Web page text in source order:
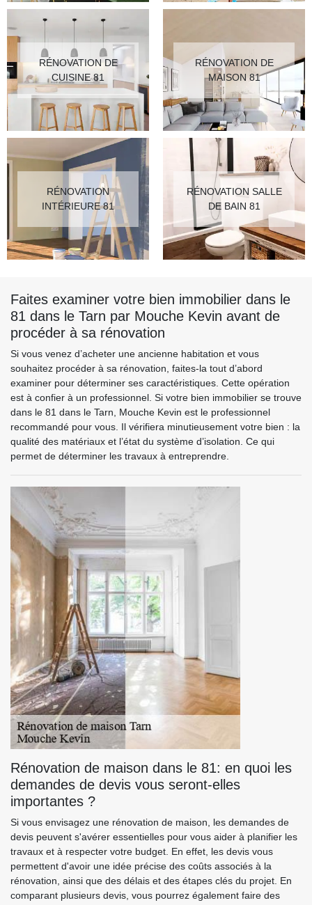
RÉNOVATION DE
CUISINE 81
RÉNOVATION DE
MAISON 81
RÉNOVATION
INTÉRIEURE 81
RÉNOVATION SALLE
DE BAIN 81
Faites examiner votre bien immobilier dans le
81 dans le Tarn par Mouche Kevin avant de
procéder à sa rénovation
Si vous venez d’acheter une ancienne habitation et vous
souhaitez procéder à sa rénovation, faites-la tout d’abord
examiner pour déterminer ses caractéristiques. Cette opération
est à confier à un professionnel. Si votre bien immobilier se trouve
dans le 81 dans le Tarn, Mouche Kevin est le professionnel
recommandé pour vous. Il vérifiera minutieusement votre bien : la
qualité des matériaux et l’état du système d’isolation. Ce qui
permet de déterminer les travaux à entreprendre.
Rénovation de maison dans le 81: en quoi les
demandes de devis vous seront-elles
importantes ?
Si vous envisagez une rénovation de maison, les demandes de
devis peuvent s'avérer essentielles pour vous aider à planifier les
travaux et à respecter votre budget. En effet, les devis vous
permettent d'avoir une idée précise des coûts associés à la
rénovation, ainsi que des délais et des étapes clés du projet. En
comparant plusieurs devis, vous pourrez également faire des